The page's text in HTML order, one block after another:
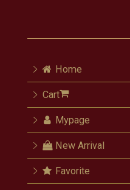
Home
Cart
Mypage
New Arrival
Favorite